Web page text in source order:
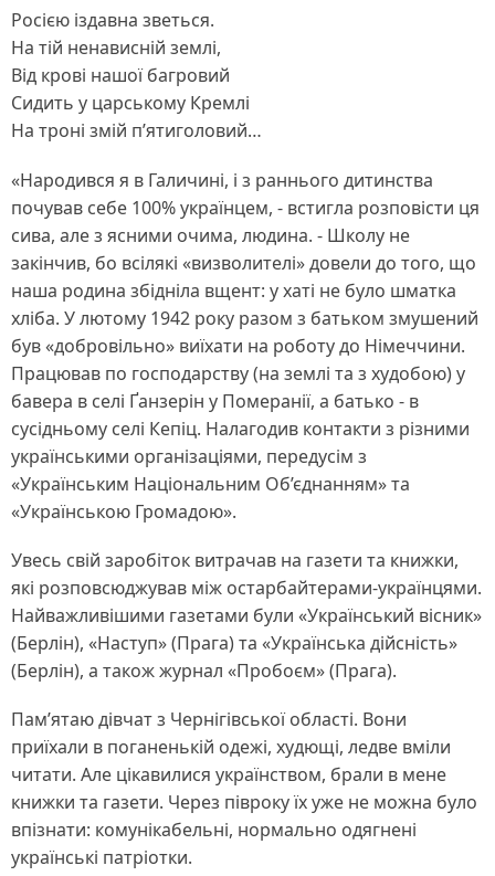
Росією іздавна зветься.
На тій ненависній землі,
Від крові нашої багровий
Сидить у царському Кремлі
На троні змій п’ятиголовий…
«Народився я в Галичині, і з раннього дитинства
почував себе 100% українцем, - встигла розповісти ця
сива, але з ясними очима, людина. - Школу не
закінчив, бо всілякі «визволителі» довели до того, що
наша родина збідніла вщент: у хаті не було шматка
хліба. У лютому 1942 року разом з батьком змушений
був «добровільно» виїхати на роботу до Німеччини.
Працював по господарству (на землі та з худобою) у
бавера в селі Ґанзерін у Померанії, а батько - в
сусідньому селі Кепіц. Налагодив контакти з різними
українськими організаціями, передусім з
«Українським Національним Об’єднанням» та
«Українською Громадою».
Увесь свій заробіток витрачав на газети та книжки,
які розповсюджував між остарбайтерами-українцями.
Найважливішими газетами були «Український вісник»
(Берлін), «Наступ» (Прага) та «Українська дійсність»
(Берлін), а також журнал «Пробоєм» (Прага).
Пам’ятаю дівчат з Чернігівської області. Вони
приїхали в поганенькій одежі, худющі, ледве вміли
читати. Але цікавилися українством, брали в мене
книжки та газети. Через півроку їх уже не можна було
впізнати: комунікабельні, нормально одягнені
українські патріотки.